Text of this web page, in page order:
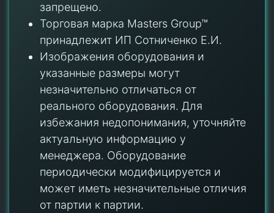
запрещено.
Торговая марка Masters Group™
принадлежит ИП Сотниченко Е.И.
Изображения оборудования и
указанные размеры могут
незначительно отличаться от
реального оборудования. Для
избежания недопонимания, уточняйте
актуальную информацию у
менеджера. Оборудование
периодически модифицируется и
может иметь незначительные отличия
от партии к партии.